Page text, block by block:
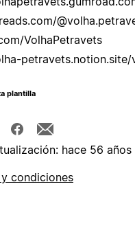
VolhaPetravets
petravets.notion.site/
plantilla
hace 56 años
condiciones